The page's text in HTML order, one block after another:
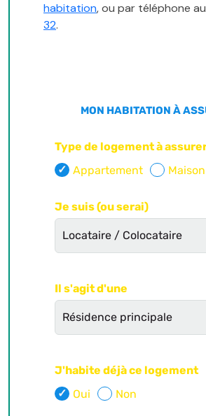
habitation, ou par téléphone au
32.